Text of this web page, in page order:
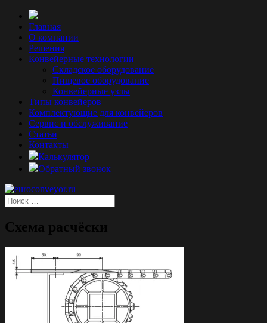
Главная
О компании
Решения
Конвейерные технологии
Складское оборудование
Пищевое оборудование
Конвейерные узлы
Типы конвейеров
Комплектующие для конвейеров
Сервис и обслуживание
Статьи
Контакты
Калькулятор
Обратный звонок
Схема расчёски